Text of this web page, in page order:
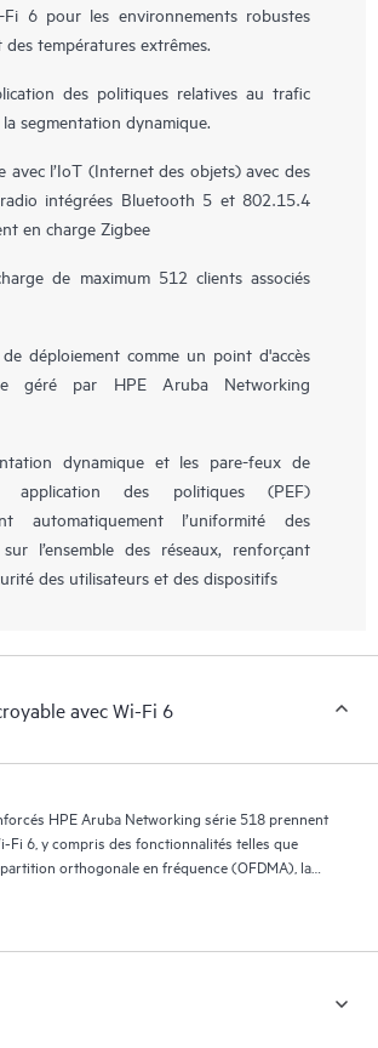
Fi 6 pour les environnements robustes
températures extrêmes.
des politiques relatives au trafic
segmentation dynamique.
avec l’IoT (Internet des objets) avec des
intégrées Bluetooth 5 et 802.15.4
en charge Zigbee
de maximum 512 clients associés
déploiement comme un point d'accès
géré par HPE Aruba Networking
dynamique et les pare-feux de
application des politiques (PEF)
automatiquement l’uniformité des
l’ensemble des réseaux, renforçant
des utilisateurs et des dispositifs
avec Wi-Fi 6
HPE Aruba Networking série 518 prennent
Fi 6, y compris des fonctionnalités telles que
orthogonale en fréquence (OFDMA), la
cible (TWT).